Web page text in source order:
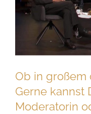
Ob in großem
Gerne kannst
Moderatorin